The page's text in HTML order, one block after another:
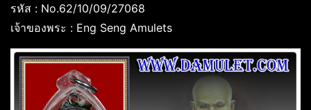
รหัส : No.62/10/09/27068
เจ้าของพระ : Eng Seng Amulets